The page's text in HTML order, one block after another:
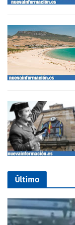
Último